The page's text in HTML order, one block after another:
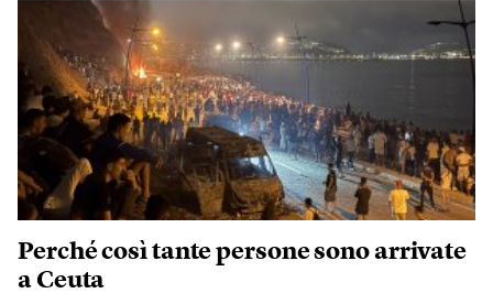
Perché così tante persone sono arrivate
a Ceuta